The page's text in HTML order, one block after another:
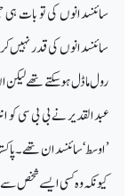
سائنسدانوں کی تو بات
سائنسدانوں کی قدر نہیں
رول ماڈل ہو سکتے تھے
عبدالقدیر نے بی بی سی کو
’اوسط‘ سائنسدان تھے۔
کیونکہ وہ کسی ایسے شخص سے